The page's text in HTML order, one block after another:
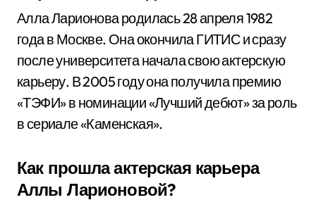
Алла Ларионова родилась 28 апреля 1982
года в Москве. Она окончила ГИТИС и сразу
после университета начала свою актерскую
карьеру. В 2005 году она получила премию
«ТЭФИ» в номинации «Лучший дебют» за роль
в сериале «Каменская».
Как прошла актерская карьера
Аллы Ларионовой?